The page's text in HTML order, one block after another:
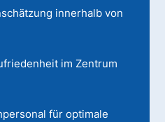
innerhalb von
im Zentrum
für optimale